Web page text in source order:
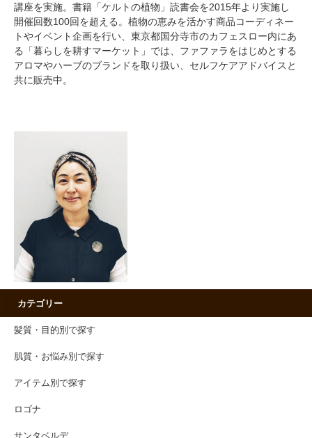
講座を実施。書籍「ケルトの植物」読書会を2015年より実施し
開催回数100回を超える。植物の恵みを活かす商品コーディネー
トやイベント企画を行い、東京都国分寺市のカフェスロー内にあ
る「暮らしを耕すマーケット」では、ファファラをはじめとする
アロマやハーブのブランドを取り扱い、セルフケアアドバイスと
共に販売中。
カテゴリー
髪質・目的別で探す
肌質・お悩み別で探す
アイテム別で探す
ロゴナ